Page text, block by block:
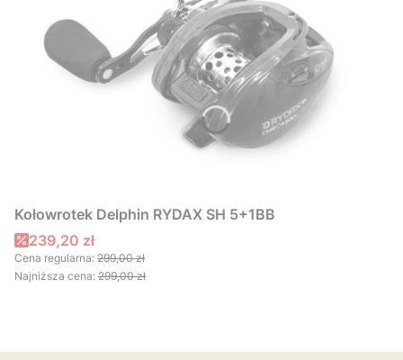
Kołowrotek Delphin RYDAX SH 5+1BB
Cena promocyjna
239,20 zł
Cena regularna: 299,00 zł
Najniższa cena: 299,00 zł